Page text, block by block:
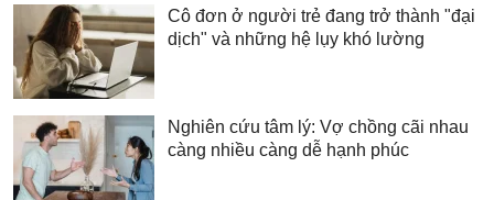
Cô đơn ở người trẻ đang trở thành "đại
dịch" và những hệ lụy khó lường
Nghiên cứu tâm lý: Vợ chồng cãi nhau
càng nhiều càng dễ hạnh phúc